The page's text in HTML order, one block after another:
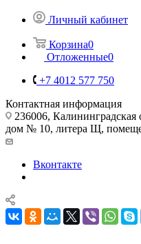
Личный кабинет
Корзина0
Отложенные0
+7 4012 577 750
Контактная информация
236006,
дом № 10, литера Щ,
Вконтакте